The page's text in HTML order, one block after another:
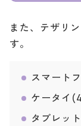
また、テザリ
す。
スマート
ケータイ
タブレット